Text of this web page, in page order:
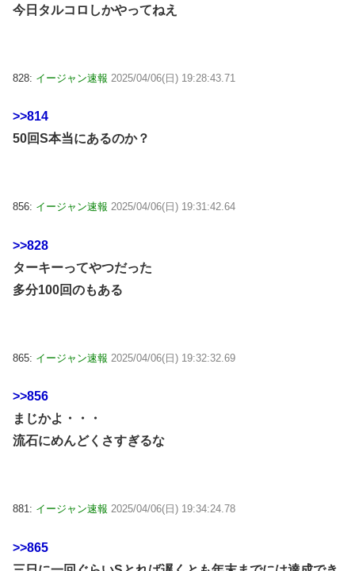
今日タルコロしかやってねえ
828: イージャン速報 2025/04/06(日) 19:28:43.71
>>814
50回S本当にあるのか？
856: イージャン速報 2025/04/06(日) 19:31:42.64
>>828
ターキーってやつだった
多分100回のもある
865: イージャン速報 2025/04/06(日) 19:32:32.69
>>856
まじかよ・・・
流石にめんどくさすぎるな
881: イージャン速報 2025/04/06(日) 19:34:24.78
>>865